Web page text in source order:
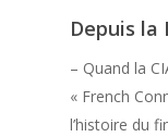
Depuis la
– Quand la
« French
l’histoire du